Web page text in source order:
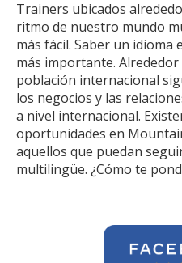
Trainers ubicados
ritmo de nuestro mundo
más fácil. Saber un
más importante.
población internacional
los negocios y las
a nivel internacional.
oportunidades en
aquellos que puedan
multilingüe. ¿Cómo te